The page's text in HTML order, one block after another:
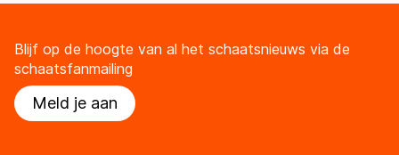
Blijf op de hoogte van al het schaatsnieuws via de
schaatsfanmailing
Meld je aan